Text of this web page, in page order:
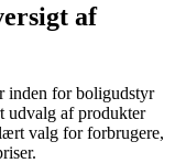
af
inden for boligudstyr
udvalg af produkter
valg for forbrugere,